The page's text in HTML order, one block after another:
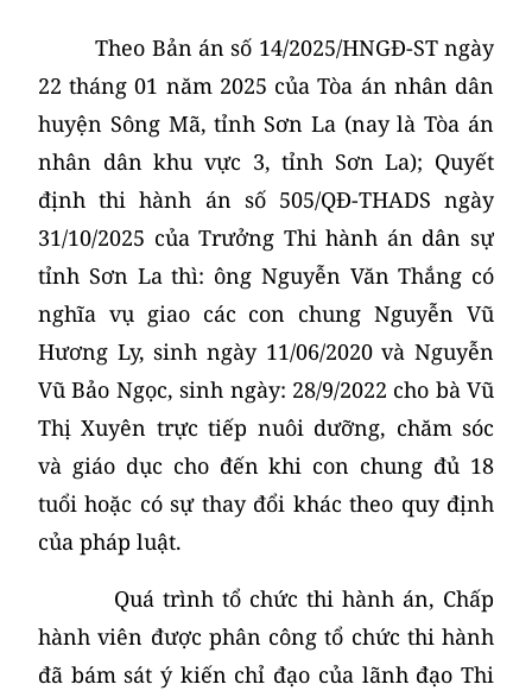
Theo Bản án số 14/2025/HNGĐ-ST ngày
22 tháng 01 năm 2025 của Tòa án nhân dân
huyện Sông Mã, tỉnh Sơn La (nay là Tòa án
nhân dân khu vực 3, tỉnh Sơn La); Quyết
định thi hành án số 505/QĐ-THADS ngày
31/10/2025 của Trưởng Thi hành án dân sự
tỉnh Sơn La thì: ông Nguyễn Văn Thắng có
nghĩa vụ giao các con chung Nguyễn Vũ
Hương Ly, sinh ngày 11/06/2020 và Nguyễn
Vũ Bảo Ngọc, sinh ngày: 28/9/2022 cho bà Vũ
Thị Xuyên trực tiếp nuôi dưỡng, chăm sóc
và giáo dục cho đến khi con chung đủ 18
tuổi hoặc có sự thay đổi khác theo quy định
của pháp luật.
Quá trình tổ chức thi hành án, Chấp
hành viên được phân công tổ chức thi hành
đã bám sát ý kiến chỉ đạo của lãnh đạo Thi